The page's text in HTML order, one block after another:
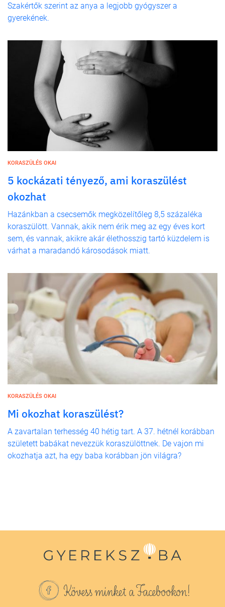
Szakértők szerint az anya a legjobb gyógyszer a
gyerekének.
KORASZÜLÉS OKAI
5 kockázati tényező, ami koraszülést
okozhat
Hazánkban a csecsemők megközelítőleg 8,5 százaléka
koraszülött. Vannak, akik nem érik meg az egy éves kort
sem, és vannak, akikre akár élethosszig tartó küzdelem is
várhat a maradandó károsodások miatt.
KORASZÜLÉS OKAI
Mi okozhat koraszülést?
A zavartalan terhesség 40 hétig tart. A 37. hétnél korábban
született babákat nevezzük koraszülöttnek. De vajon mi
okozhatja azt, ha egy baba korábban jön világra?
Kövess minket a Facebookon!